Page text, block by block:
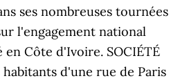
ses nombreuses tournées
l'engagement national
Côte d'Ivoire. SOCIÉTÉ
d'une rue de Paris